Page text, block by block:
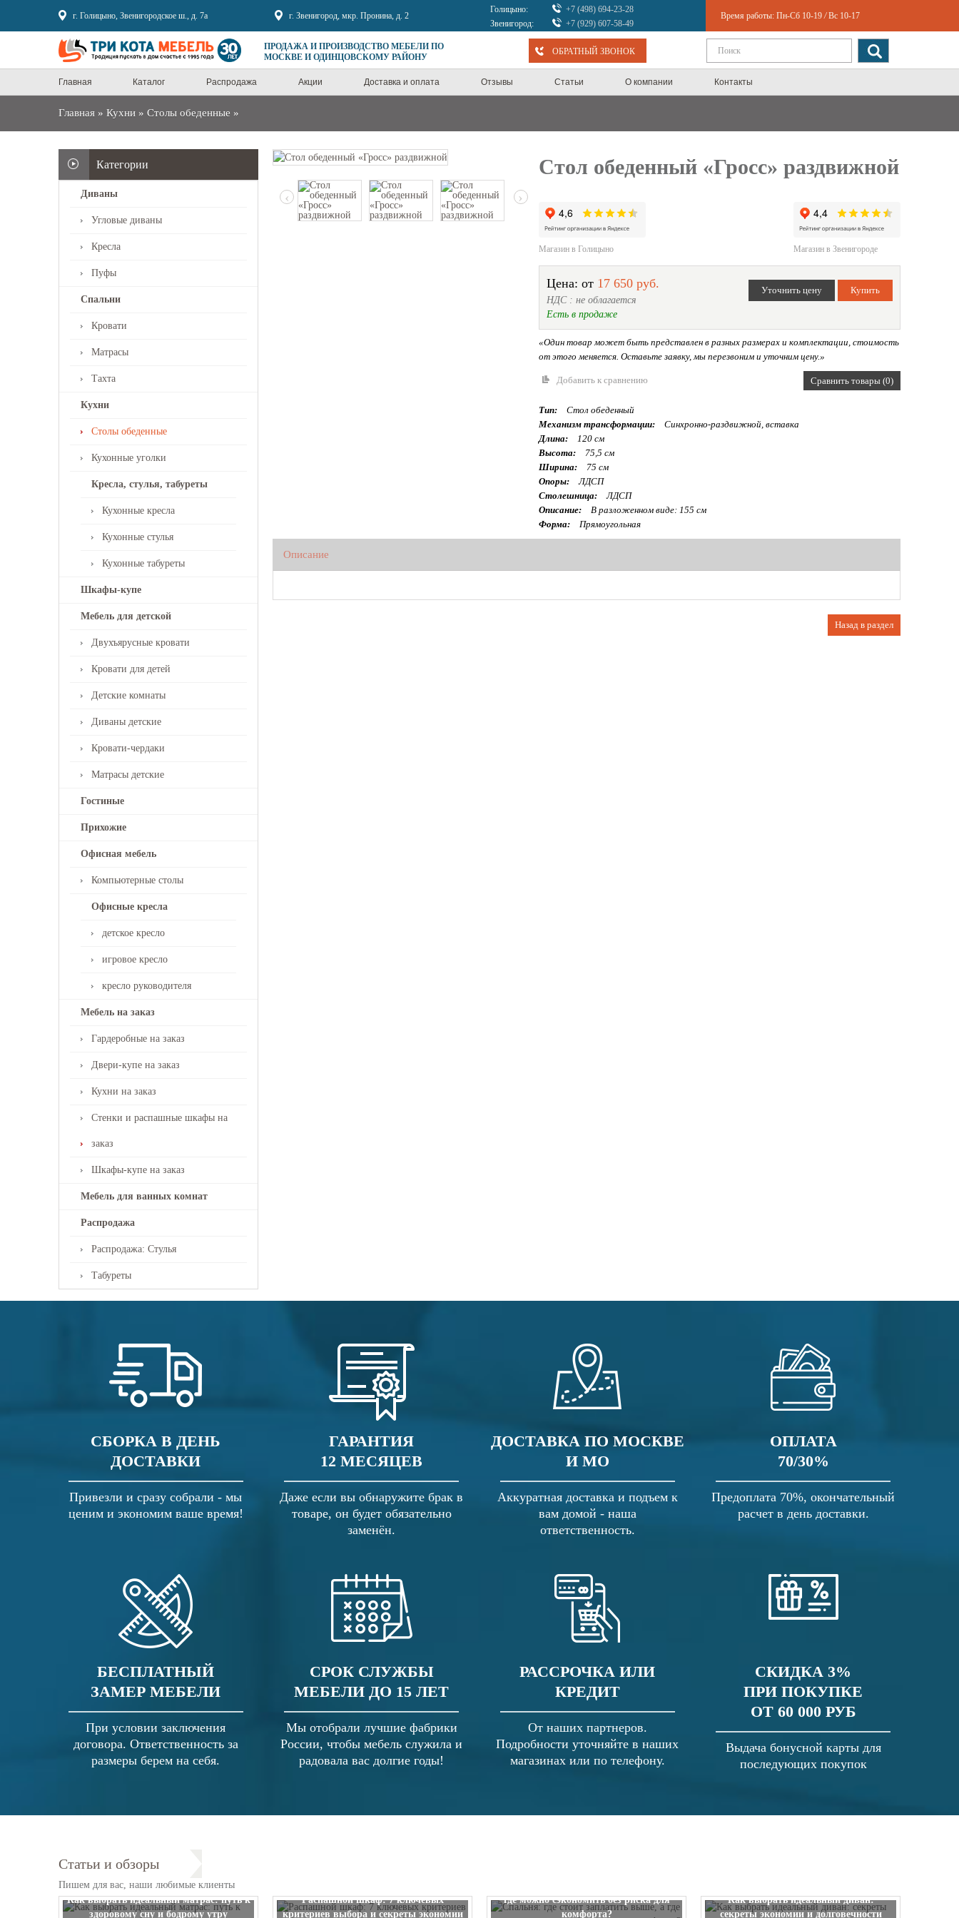
г. Голицыно, Звенигородское ш., д. 7а г. Звенигород, мкр. Пронина, д. 2
Голицыно:
+7 (498) 694-23-28
Звенигород:
+7 (929) 607-58-49
Время работы: Пн-Сб 10-19 / Вс 10-17
ПРОДАЖА И ПРОИЗВОДСТВО МЕБЕЛИ ПО
МОСКВЕ И ОДИНЦОВСКОМУ РАЙОНУ
ОБРАТНЫЙ ЗВОНОК
Главная Каталог Распродажа Акции Доставка и оплата Отзывы Статьи О компании Контакты
Главная » Кухни » Столы обеденные »
Категории
Диваны
Угловые диваны
Кресла
Пуфы
Спальни
Кровати
Матрасы
Тахта
Кухни
Столы обеденные
Кухонные уголки
Кресла, стулья, табуреты
Кухонные кресла
Кухонные стулья
Кухонные табуреты
Шкафы-купе
Мебель для детской
Двухъярусные кровати
Кровати для детей
Детские комнаты
Диваны детские
Кровати-чердаки
Матрасы детские
Гостиные
Прихожие
Офисная мебель
Компьютерные столы
Офисные кресла
детское кресло
игровое кресло
кресло руководителя
Мебель на заказ
Гардеробные на заказ
Двери-купе на заказ
Кухни на заказ
Стенки и распашные шкафы на
заказ
Шкафы-купе на заказ
Мебель для ванных комнат
Распродажа
Распродажа: Стулья
Табуреты
‹ ›
Стол обеденный «Гросс» раздвижной
Магазин в Голицыно Магазин в Звенигороде
Цена: от 17 650 руб.
НДС : не облагается
Есть в продаже
«Один товар может быть представлен в разных размерах и комплектации, стоимость
от этого меняется. Оставьте заявку, мы перезвоним и уточним цену.»
Добавить к сравнению Сравнить товары (0)
Тип:
Стол обеденный
Механизм трансформации:
Синхронно-раздвижной, вставка
Длина:
120 см
Высота:
75,5 см
Ширина:
75 см
Опоры:
ЛДСП
Столешница:
ЛДСП
Описание:
В разложенном виде: 155 см
Форма:
Прямоугольная
Описание
Назад в раздел
СБОРКА В ДЕНЬ
ДОСТАВКИ
Привезли и сразу собрали - мы
ценим и экономим ваше время!
ГАРАНТИЯ
12 МЕСЯЦЕВ
Даже если вы обнаружите брак в
товаре, он будет обязательно
заменён.
ДОСТАВКА ПО МОСКВЕ
И МО
Аккуратная доставка и подъем к
вам домой - наша
ответственность.
ОПЛАТА
70/30%
Предоплата 70%, окончательный
расчет в день доставки.
БЕСПЛАТНЫЙ
ЗАМЕР МЕБЕЛИ
При условии заключения
договора. Ответственность за
размеры берем на себя.
СРОК СЛУЖБЫ
МЕБЕЛИ ДО 15 ЛЕТ
Мы отобрали лучшие фабрики
России, чтобы мебель служила и
радовала вас долгие годы!
РАССРОЧКА ИЛИ
КРЕДИТ
От наших партнеров.
Подробности уточняйте в наших
магазинах или по телефону.
СКИДКА 3%
ПРИ ПОКУПКЕ
ОТ 60 000 РУБ
Выдача бонусной карты для
последующих покупок
Статьи и обзоры
Пишем для вас, наши любимые клиенты
Как выбрать идеальный матрас: путь к
здоровому сну и бодрому утру
Распашной шкаф: 7 ключевых
критериев выбора и секреты экономии
где можно сэкономить без риска для
комфорта?
Как выбрать идеальный диван:
секреты экономии и долговечности